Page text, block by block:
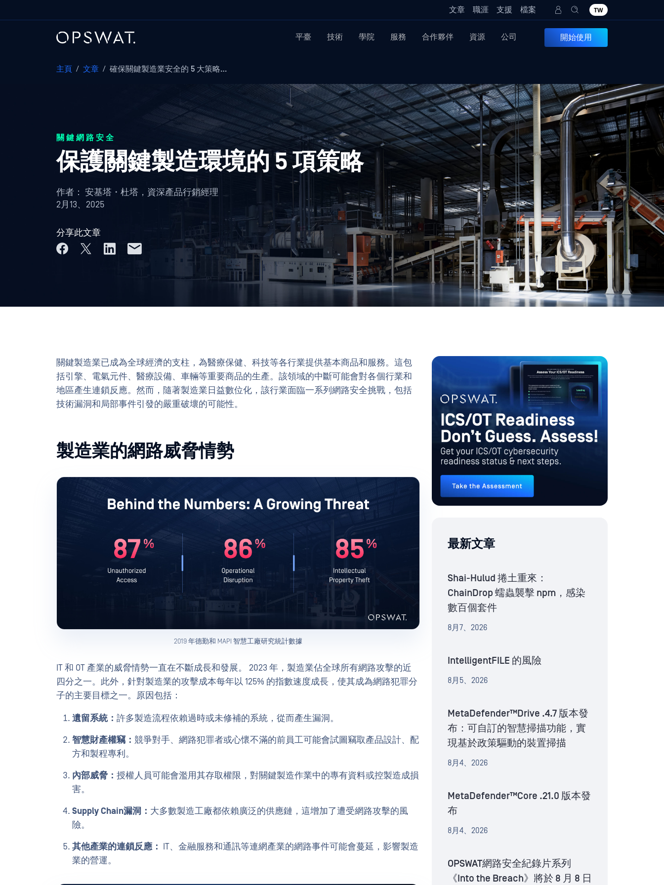
文章 職涯 支援 檔案 TW
平臺 技術 學院 服務 合作夥伴 資源 公司 開始使用
主頁 / 文章 / 確保關鍵製造業安全的 5 大策略…
關鍵網路安全
保護關鍵製造環境的 5 項策略
作者： 安基塔・杜塔，資深產品行銷經理
2月13、2025
分享此文章
關鍵製造業已成為全球經濟的支柱，為醫療保健、科技等各行業提供基本商品和服務。這包
括引擎、電氣元件、醫療設備、車輛等重要商品的生產。該領域的中斷可能會對各個行業和
地區產生連鎖反應。然而，隨著製造業日益數位化，該行業面臨一系列網路安全挑戰，包括
技術漏洞和局部事件引發的嚴重破壞的可能性。
製造業的網路威脅情勢
2019 年德勤和 MAPI 智慧工廠研究統計數據
IT 和 OT 產業的威脅情勢一直在不斷成長和發展。 2023 年，製造業佔全球所有網路攻擊的近
四分之一。此外，針對製造業的攻擊成本每年以 125% 的指數速度成長，使其成為網路犯罪分
子的主要目標之一。原因包括：
遺留系統： 許多製造流程依賴過時或未修補的系統，從而產生漏洞。
智慧財產權竊： 競爭對手、網路犯罪者或心懷不滿的前員工可能會試圖竊取產品設計、配
方和製程專利。
內部威脅： 授權人員可能會濫用其存取權限，對關鍵製造作業中的專有資料或控製造成損
害。
Supply Chain漏洞： 大多數製造工廠都依賴廣泛的供應鏈，這增加了遭受網路攻擊的風
險。
其他產業的連鎖反應： IT、金融服務和通訊等連網產業的網路事件可能會蔓延，影響製造
業的營運。
最新文章
Shai-Hulud 捲土重來：
ChainDrop 蠕蟲襲擊 npm，感染
數百個套件
8月7、2026
IntelligentFILE 的風險
8月5、2026
MetaDefender™Drive .4.7 版本發
布：可自訂的智慧掃描功能，實
現基於政策驅動的裝置掃描
8月4、2026
MetaDefender™Core .21.0 版本發
布
8月4、2026
OPSWAT網路安全紀錄片系列
《Into the Breach》將於 8 月 8 日